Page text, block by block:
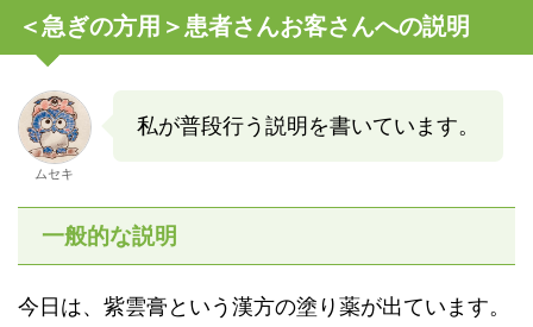
＜急ぎの方用＞患者さんお客さんへの説明
ムセキ
私が普段行う説明を書いています。
一般的な説明
今日は、紫雲膏という漢方の塗り薬が出ています。